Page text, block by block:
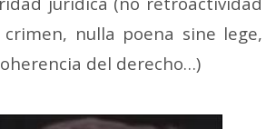
nulla poena sine lege,
del derecho…)